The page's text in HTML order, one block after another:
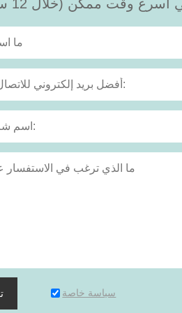
وقت ممكن (خلال 12 ساعة)
سياسة خاصة